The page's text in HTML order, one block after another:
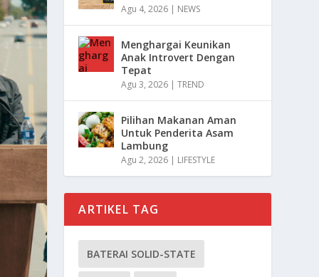
Agu 4, 2026 | NEWS
Menghargai Keunikan
Anak Introvert Dengan
Tepat
Agu 3, 2026 |TREND
Pilihan Makanan Aman
Untuk Penderita Asam
Lambung
Agu 2, 2026 | LIFESTYLE
ARTIKEL TAG
BATERAI SOLID-STATE